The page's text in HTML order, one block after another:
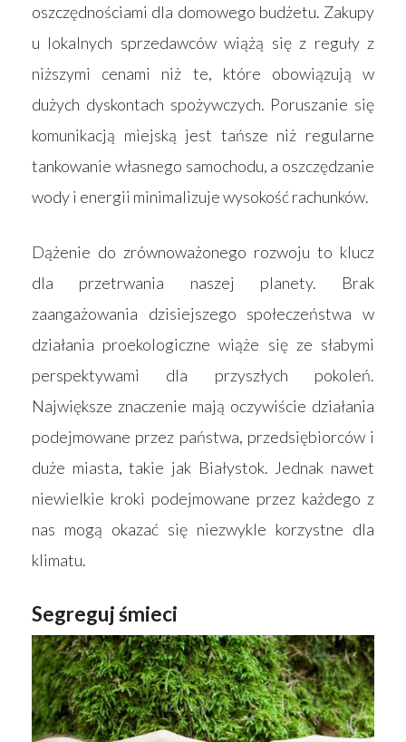
oszczędnościami dla domowego budżetu. Zakupy
u lokalnych sprzedawców wiążą się z reguły z
niższymi cenami niż te, które obowiązują w
dużych dyskontach spożywczych. Poruszanie się
komunikacją miejską jest tańsze niż regularne
tankowanie własnego samochodu, a oszczędzanie
wody i energii minimalizuje wysokość rachunków.
Dążenie do zrównoważonego rozwoju to klucz
dla przetrwania naszej planety. Brak
zaangażowania dzisiejszego społeczeństwa w
działania proekologiczne wiąże się ze słabymi
perspektywami dla przyszłych pokoleń.
Największe znaczenie mają oczywiście działania
podejmowane przez państwa, przedsiębiorców i
duże miasta, takie jak Białystok. Jednak nawet
niewielkie kroki podejmowane przez każdego z
nas mogą okazać się niezwykle korzystne dla
klimatu.
Segreguj śmieci